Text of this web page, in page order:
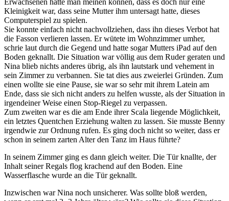
Erwachsenen hätte man meinen können, dass es doch nur eine
Kleinigkeit war, dass seine Mutter ihm untersagt hatte, dieses
Computerspiel zu spielen.
Sie konnte einfach nicht nachvollziehen, dass ihn dieses Verbot hat
die Fasson verlieren lassen. Er wütete im Wohnzimmer umher,
schrie laut durch die Gegend und hatte sogar Mutters iPad auf den
Boden geknallt. Die Situation war völlig aus dem Ruder geraten und
Nina blieb nichts anderes übrig, als ihn lautstark und vehement in
sein Zimmer zu verbannen. Sie tat dies aus zweierlei Gründen. Zum
einen wollte sie eine Pause, sie war so sehr mit ihrem Latein am
Ende, dass sie sich nicht anders zu helfen wusste, als der Situation in
irgendeiner Weise einen Stop-Riegel zu verpassen.
Zum zweiten war es die am Ende ihrer Scala liegende Möglichkeit,
ein letztes Quentchen Erziehung walten zu lassen. Sie musste Benny
irgendwie zur Ordnung rufen. Es ging doch nicht so weiter, dass er
schon in seinem zarten Alter den Tanz im Haus führte?
In seinem Zimmer ging es dann gleich weiter. Die Tür knallte, der
Inhalt seiner Regals flog krachend auf den Boden. Eine
Wasserflasche wurde an die Tür geknallt.
Inzwischen war Nina noch unsicherer. Was sollte bloß werden,